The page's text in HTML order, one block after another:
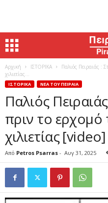
Αρχική ΙΣΤΟΡΙΚΑ
Παλιός Πειραιάς :
χιλιετίας...
ΙΣΤΟΡΙΚΑ ΝΕΑ ΤΟΥ ΠΕΙΡΑΙΑ
Παλιός
πριν το ερχομό
χιλιετίας [video]
Από Petros Psarras - Αυγ 31, 2025